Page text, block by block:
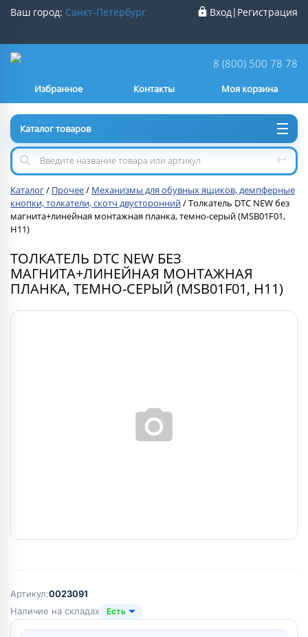
Ваш город: Санкт-Петербург
Нет
Вход| Регистрация
8 (800) 500 78 78
Контакты
Избранное Моя корзина
Каталог товаров
Каталог/ Прочее/ Механизмы для обувных ящиков, демпферные
кнопки, толкатели, скотч двусторонний/Толкатель DTC NEW без
магнита+линейная монтажная планка, темно-серый (MSB01F01,
H11)
ТОЛКАТЕЛЬ DTC NEW БЕЗ
МАГНИТА+ЛИНЕЙНАЯ МОНТАЖНАЯ
ПЛАНКА, ТЕМНО-СЕРЫЙ (MSB01F01, H11)
Артикул:0023091
Наличие на складах
Есть